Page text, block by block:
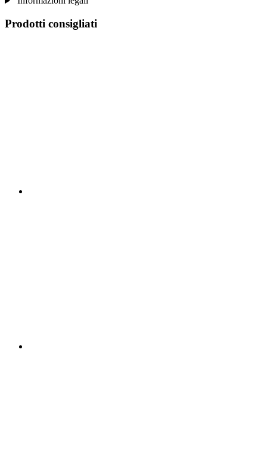
Prodotti consigliati